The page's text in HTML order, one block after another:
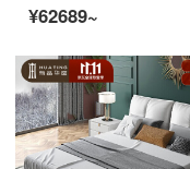
¥62689~